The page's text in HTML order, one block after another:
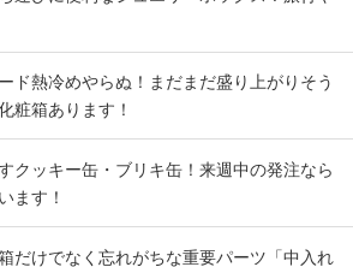
ド熱冷めやらぬ！まだまだ盛り上がりそう
粧箱あります！
クッキー缶・ブリキ缶！来週中の発注なら
ます！
だけでなく忘れがちな重要パーツ「中入れ